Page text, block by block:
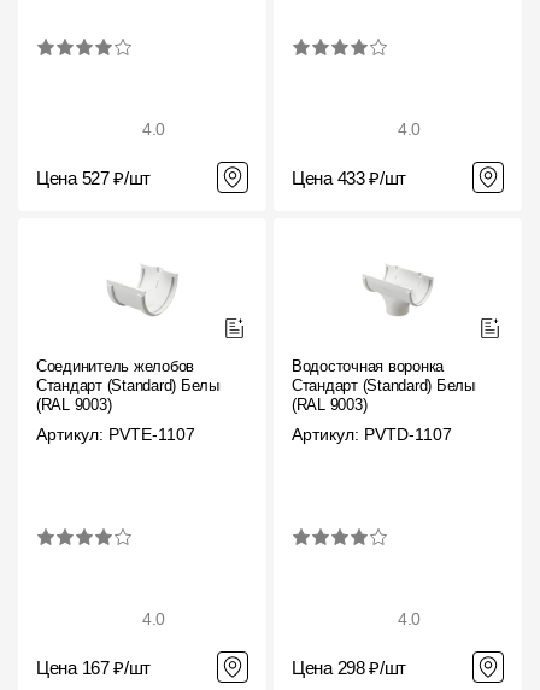
4.0
Цена 527 ₽/шт
4.0
Цена 433 ₽/шт
Соединитель желобов
Стандарт (Standard) Белый,
(RAL 9003)
Артикул: PVTE-1107
4.0
Цена 167 ₽/шт
Водосточная воронка
Стандарт (Standard) Белый,
(RAL 9003)
Артикул: PVTD-1107
4.0
Цена 298 ₽/шт